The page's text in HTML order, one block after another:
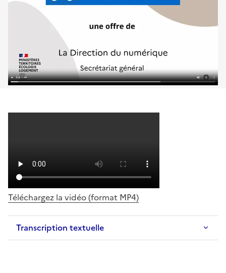
Téléchargez la vidéo (format MP4)
Transcription textuelle